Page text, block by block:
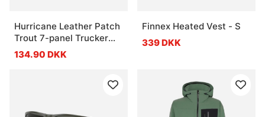
Hurricane Leather Patch
Trout 7-panel Trucker
Hat
134.90 DKK
Finnex Heated Vest - S
339 DKK